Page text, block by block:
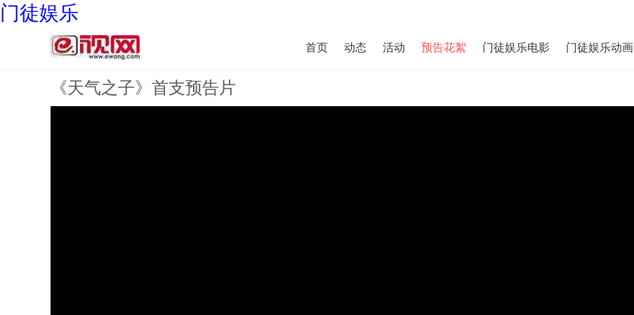
门徒娱乐
首页 动态 活动 预告花絮 门徒娱乐电影 门徒娱乐动画
《天气之子》首支预告片